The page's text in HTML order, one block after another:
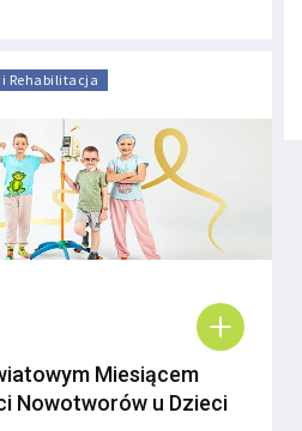
Rehabilitacja
Miesiącem
Nowotworów u Dzieci